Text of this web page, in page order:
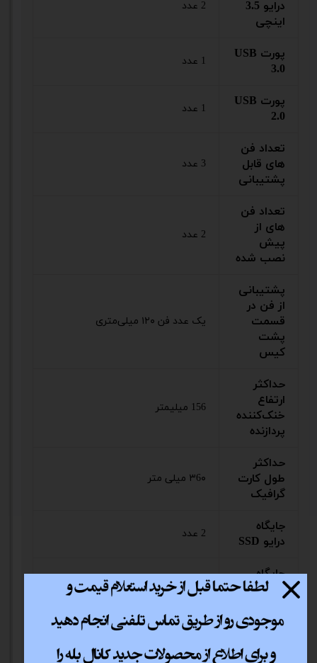
درایو 3.5
اینچی
2 عدد
پورت USB
3.0
1 عدد
پورت USB
2.0
1 عدد
تعداد فن
های قابل
پشتیبانی
3 عدد
تعداد فن
های از
پیش
نصب شده
2 عدد
پشتیبانی
از فن در
قسمت
پشت
کیس
یک عدد فن ۱۲۰ میلی‌متری
حداکثر
ارتفاع
خنک‌کننده
پردازنده
156 میلیمتر
حداکثر
طول کارت
گرافیک
۳6۰ میلی متر
جایگاه
درایو SSD
2 عدد
جایگاه
اسلات
7 عدد
نصب منبع
بالا